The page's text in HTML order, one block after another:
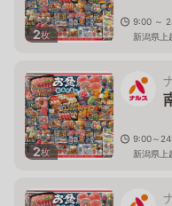
2枚
9:00 ～
新潟県上
2枚
9:00～
新潟県上